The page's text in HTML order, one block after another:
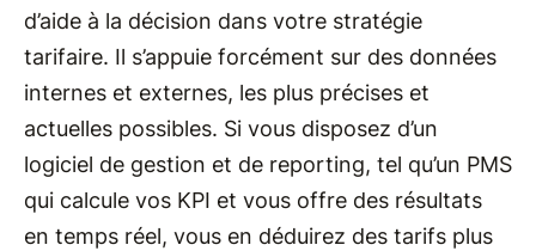
d’aide à la décision dans votre stratégie
tarifaire. Il s’appuie forcément sur des données
internes et externes, les plus précises et
actuelles possibles. Si vous disposez d’un
logiciel de gestion et de reporting, tel qu’un PMS
qui calcule vos KPI et vous offre des résultats
en temps réel, vous en déduirez des tarifs plus